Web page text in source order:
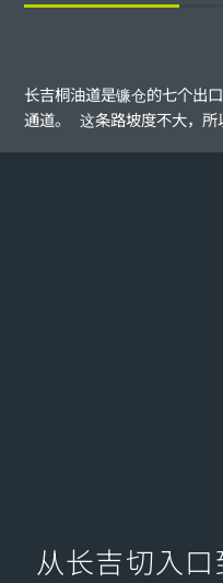
长吉桐油道是镰仓的七个出
通道。 这条路坡度不大，所
从长吉切入